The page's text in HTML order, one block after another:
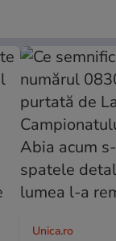
Unica.ro